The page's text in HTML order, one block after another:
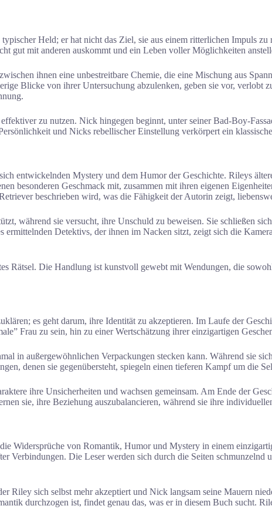
Held; er hat nicht das Ziel, sie aus einem ritterlichen Impuls
gut mit anderen auskommt und ein Leben voller Möglichkeiten
ihnen eine unbestreitbare Chemie, die eine Mischung aus
Blicke von ihrer Untersuchung abzulenken, geben sie vor, verlobt
zu nutzen. Nick hingegen beginnt, unter seiner Bad-Boy-
und Nicks rebellischer Einstellung verkörpert ein
entwickelnden Mystery und dem Humor der Geschichte. Rileys
besonderen Geschmack mit, zusammen mit ihren eigenen
beschrieben wird, was die Fähigkeit der Autorin zeigt,
während sie versucht, ihre Unschuld zu beweisen. Sie schließen
ermittelnden Detektivs, der ihnen im Nacken sitzt, zeigt sich die
Rätsel. Die Handlung ist kunstvoll gewebt mit Wendungen, die
es geht darum, ihre Identität zu akzeptieren. Im Laufe der
Frau zu sein, hin zu einer Wertschätzung ihrer einzigartigen
in außergewöhnlichen Verpackungen stecken kann. Während sie
denen sie gegenübersteht, spiegeln einen tieferen Kampf um die
ihre Unsicherheiten und wachsen gemeinsam. Am Ende der
sie, ihre Beziehung auszubalancieren, während sie ihre
Widersprüche von Romantik, Humor und Mystery in einem
Verbindungen. Die Leser werden sich durch die Seiten
Riley sich selbst mehr akzeptiert und Nick langsam seine Mauern
durchzogen ist, findet genau das, was er in diesem Buch sucht.